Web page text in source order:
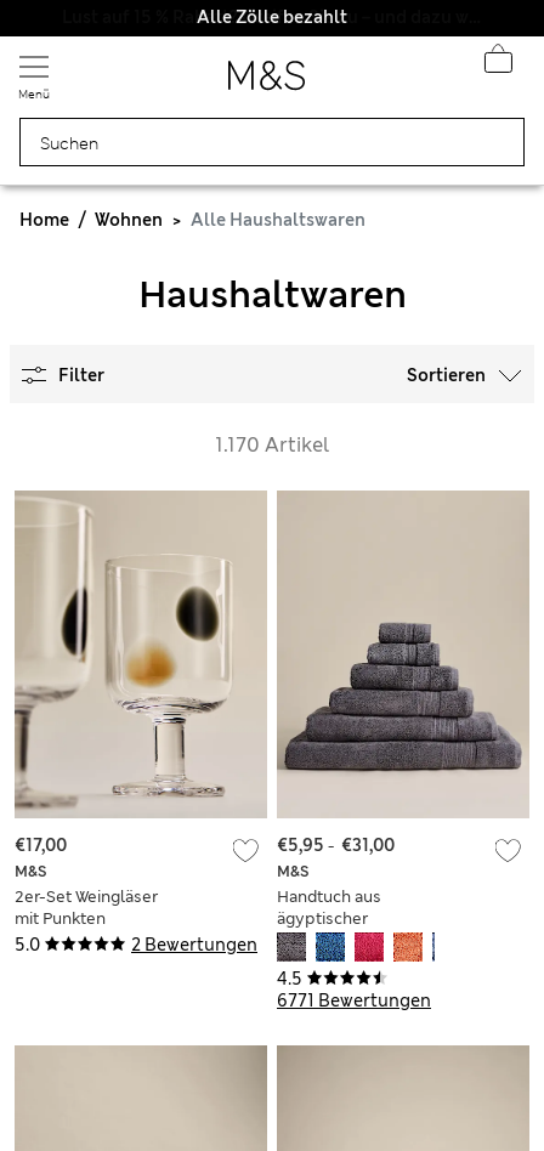
Alle Zölle bezahlt
Menü
Home Wohnen Alle Haushaltswaren
Haushaltwaren
Filter Sortieren
1.170 Artikel
5.0 2 Bewertungen
M&S
2er-Set Weingläser
mit Punkten
€17,00
4.5
6771 Bewertungen
M&S
Handtuch aus
ägyptischer
Baumwolle
€5,95 - €31,00